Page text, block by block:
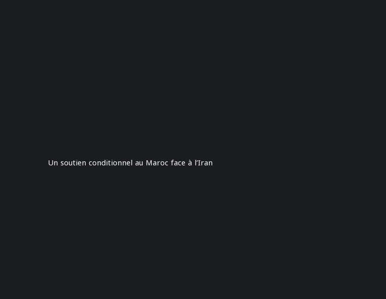
Un soutien conditionnel au Maroc face à l’Iran